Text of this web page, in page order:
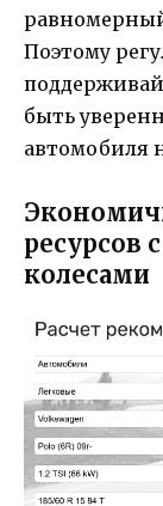
Поэтому
быть
автомобиля
ресурсов
колесами